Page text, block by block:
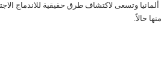
ألمانيا وتسعى لاكتشاف طرق حقيقية للاندماج
حالاً.